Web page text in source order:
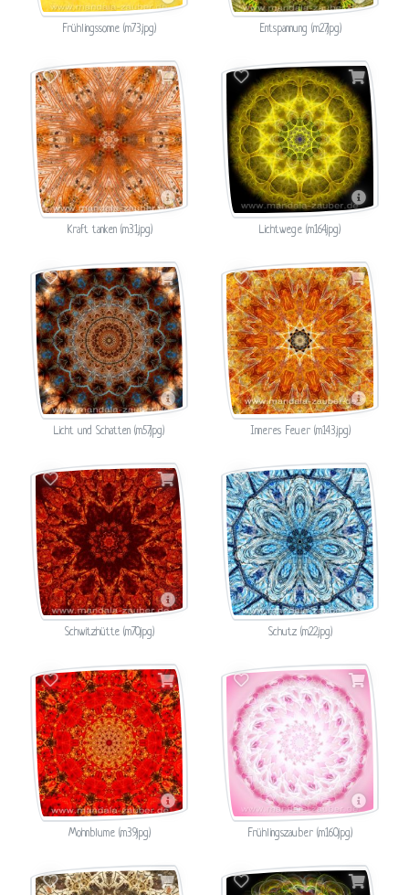
Frühlingssonne (m73.jpg) Entspannung (m27.jpg)
Kraft tanken (m31.jpg) Lichtwege (m164.jpg)
Licht und Schatten (m57.jpg) Inneres Feuer (m143.jpg)
Schwitzhütte (m70.jpg) Schutz (m22.jpg)
Mohnblume (m39.jpg) Frühlingszauber (m160.jpg)